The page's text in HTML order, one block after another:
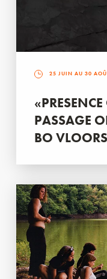
25 JUIN AU 30
PASSAGE
BO VLOORS